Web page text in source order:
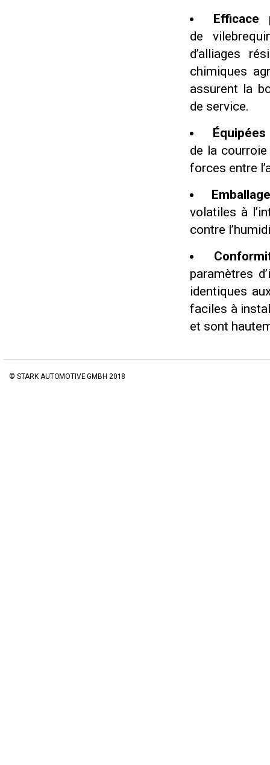
de
d’alliages
chimiques
assurent la
de service.
de la
forces entre
volatiles à
contre
paramètres
identiques
faciles à
et sont
© STARK AUTOMOTIVE GMBH 2018